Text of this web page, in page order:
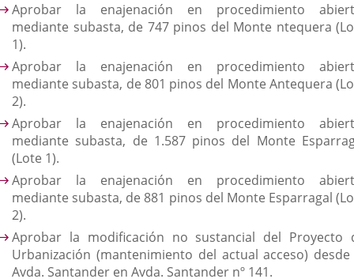
Aprobar la enajenación en procedimiento
mediante subasta, de 747 pinos del Monte ntequera
1).
Aprobar la enajenación en procedimiento
mediante subasta, de 801 pinos del Monte Antequera
2).
Aprobar la enajenación en procedimiento
mediante subasta, de 1.587 pinos del Monte
(Lote 1).
Aprobar la enajenación en procedimiento
mediante subasta, de 881 pinos del Monte Esparragal
2).
Aprobar la modificación no sustancial del Proyecto
Urbanización (mantenimiento del actual acceso)
Avda. Santander en Avda. Santander nº 141.